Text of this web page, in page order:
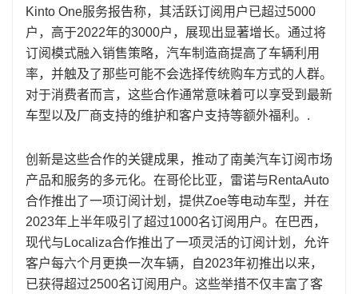
Kinto One服务报告称，其活跃订阅用户已超过5000
户，高于2022年的3000户，展现出显著增长。通过将
订阅模式融入销售策略，汽车制造商提高了车辆利用
率，并触及了那些可能不会选择传统购车方式的人群。
对于消费者而言，这些合作通常意味着可以享受到最新
车型以及厂商支持的维护和客户支持等额外福利。.
创新是这些合作的关键成果，推动了南美汽车订阅市场
产品和服务的多元化。在哥伦比亚，雷诺与RentaAuto
合作推出了一项订阅计划，提供Zoe等电动车型，并在
2023年上半年吸引了超过1000名订阅用户。在巴西，
现代与Localiza合作推出了一项灵活的订阅计划，允许
客户每六个月更换一次车辆，自2023年初推出以来，
已获得超过2500名订阅用户。这些举措不仅丰富了客